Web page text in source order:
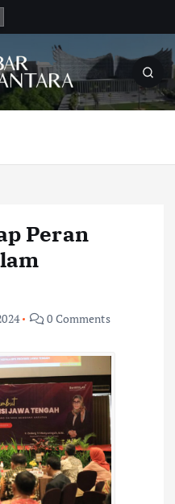
Peran
0 Comments